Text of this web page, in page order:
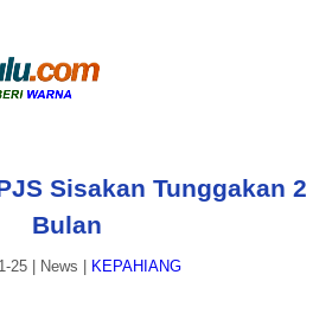
Sisakan Tunggakan 2
Bulan
25 News KEPAHIANG